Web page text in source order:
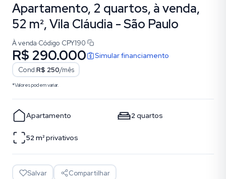
Apartamento, 2 quartos, à venda,
52 m², Vila Cláudia - São Paulo
À venda·Código CPY190
R$ 290.000 Simular financiamento
Cond.R$ 250/mês
*Valores podem variar.
Apartamento 2 quartos
52 m²privativos
Salvar Compartilhar